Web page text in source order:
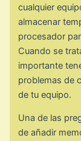
cualquier
almacenar
procesador
Cuando se
importante
problemas de
de tu equipo.
Una de las
de añadir